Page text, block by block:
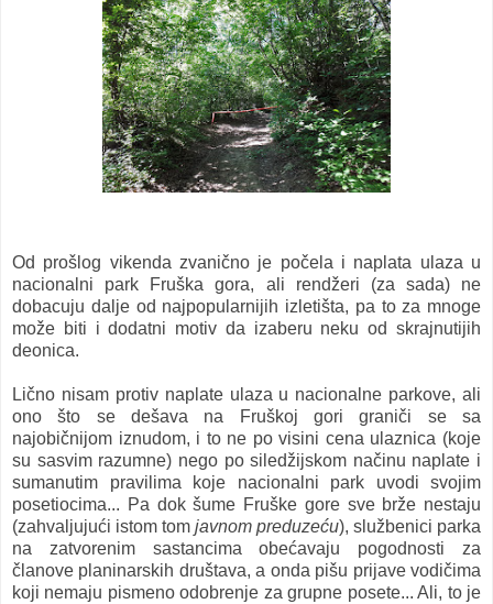
Od prošlog vikenda zvanično je počela i naplata ulaza u
nacionalni park Fruška gora, ali rendžeri (za sada) ne
dobacuju dalje od najpopularnijih izletišta, pa to za mnoge
može biti i dodatni motiv da izaberu neku od skrajnutijih
deonica.
Lično nisam protiv naplate ulaza u nacionalne parkove, ali
ono što se dešava na Fruškoj gori graniči se sa
najobičnijom iznudom, i to ne po visini cena ulaznica (koje
su sasvim razumne) nego po siledžijskom načinu naplate i
sumanutim pravilima koje nacionalni park uvodi svojim
posetiocima... Pa dok šume Fruške gore sve brže nestaju
(zahvaljujući istom tom javnom preduzeću), službenici parka
na zatvorenim sastancima obećavaju pogodnosti za
članove planinarskih društava, a onda pišu prijave vodičima
koji nemaju pismeno odobrenje za grupne posete... Ali, to je